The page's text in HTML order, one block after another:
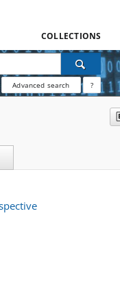
COLLECTIONS
Advanced search ?